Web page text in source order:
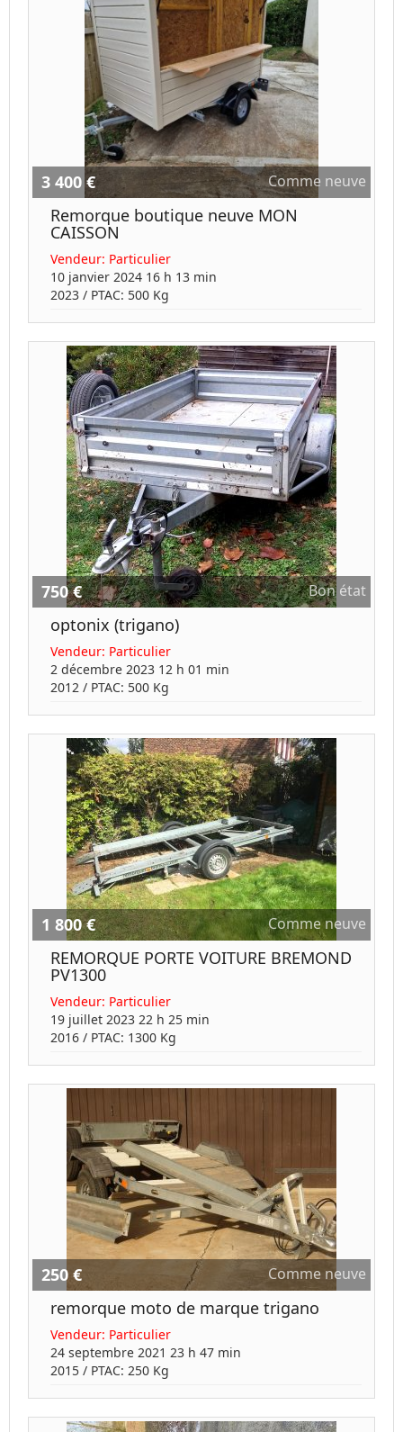
3 400 € Comme neuve
Remorque boutique neuve MON
CAISSON
Vendeur: Particulier
10 janvier 2024 16 h 13 min
2023 / PTAC: 500 Kg
750 € Bon état
optonix (trigano)
Vendeur: Particulier
2 décembre 2023 12 h 01 min
2012 / PTAC: 500 Kg
1 800 € Comme neuve
REMORQUE PORTE VOITURE BREMOND
PV1300
Vendeur: Particulier
19 juillet 2023 22 h 25 min
2016 / PTAC: 1300 Kg
250 € Comme neuve
remorque moto de marque trigano
Vendeur: Particulier
24 septembre 2021 23 h 47 min
2015 / PTAC: 250 Kg